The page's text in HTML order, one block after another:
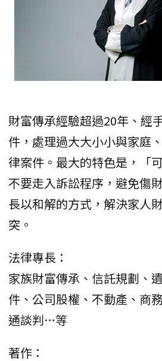
財富傳承經驗超過20年、經
件，處理過大大小小與家庭
律案件。最大的特色是，「
不要走入訴訟程序，避免傷
長以和解的方式，解決家人
突。
法律專長：
家族財富傳承、信託規劃、
件、公司股權、不動產、商
通談判…等
著作：